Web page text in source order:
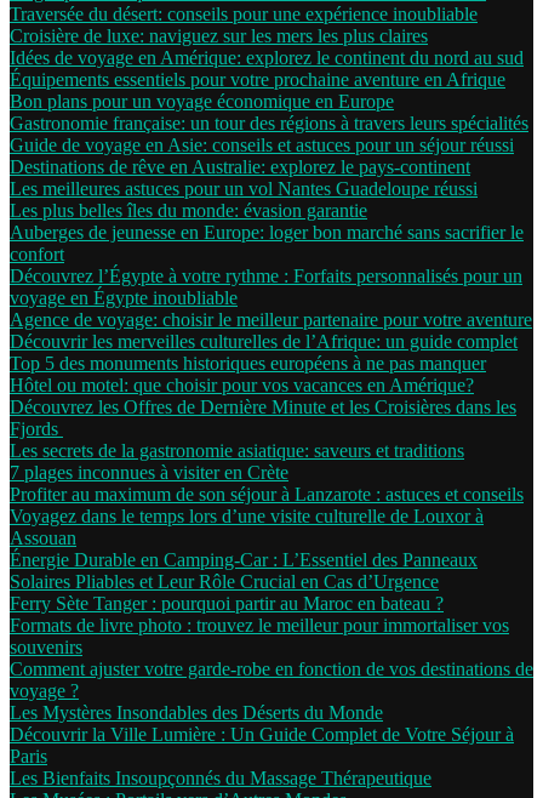
Traversée du désert: conseils pour une expérience inoubliable
Croisière de luxe: naviguez sur les mers les plus claires
Idées de voyage en Amérique: explorez le continent du nord au sud
Équipements essentiels pour votre prochaine aventure en Afrique
Bon plans pour un voyage économique en Europe
Gastronomie française: un tour des régions à travers leurs spécialités
Guide de voyage en Asie: conseils et astuces pour un séjour réussi
Destinations de rêve en Australie: explorez le pays-continent
Les meilleures astuces pour un vol Nantes Guadeloupe réussi
Les plus belles îles du monde: évasion garantie
Auberges de jeunesse en Europe: loger bon marché sans sacrifier le
confort
Découvrez l’Égypte à votre rythme : Forfaits personnalisés pour un
voyage en Égypte inoubliable
Agence de voyage: choisir le meilleur partenaire pour votre aventure
Découvrir les merveilles culturelles de l’Afrique: un guide complet
Top 5 des monuments historiques européens à ne pas manquer
Hôtel ou motel: que choisir pour vos vacances en Amérique?
Découvrez les Offres de Dernière Minute et les Croisières dans les
Fjords
Les secrets de la gastronomie asiatique: saveurs et traditions
7 plages inconnues à visiter en Crète
Profiter au maximum de son séjour à Lanzarote : astuces et conseils
Voyagez dans le temps lors d’une visite culturelle de Louxor à
Assouan
Énergie Durable en Camping-Car : L’Essentiel des Panneaux
Solaires Pliables et Leur Rôle Crucial en Cas d’Urgence
Ferry Sète Tanger : pourquoi partir au Maroc en bateau ?
Formats de livre photo : trouvez le meilleur pour immortaliser vos
souvenirs
Comment ajuster votre garde-robe en fonction de vos destinations de
voyage ?
Les Mystères Insondables des Déserts du Monde
Découvrir la Ville Lumière : Un Guide Complet de Votre Séjour à
Paris
Les Bienfaits Insoupçonnés du Massage Thérapeutique